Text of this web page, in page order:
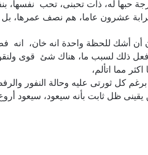
حبها له، ذات تحبنى، تحب نفسها،
عشرون عاما، هم نصف عمرها،
أشك للحظة واحدة انه خان، انه
فعل ذلك لسبب ما، هناك شئ قوى
مما اتألم،
كل ثورتى عليه وحالة النفور
ظل ثابت بأنه سيعود، سيعود